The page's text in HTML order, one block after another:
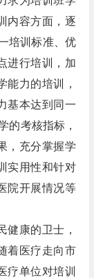
内容方面，逐
培训标准、优
进行培训，加
能力的培训，
基本达到同一
的考核指标，
，充分掌握学
实用性和针对
院开展情况等
康的卫士，
着医疗走向市
疗单位对培训